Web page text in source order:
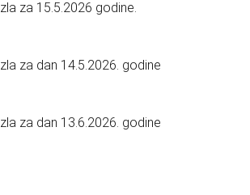
za 15.5.2026 godine.
za dan 14.5.2026. godine
za dan 13.6.2026. godine